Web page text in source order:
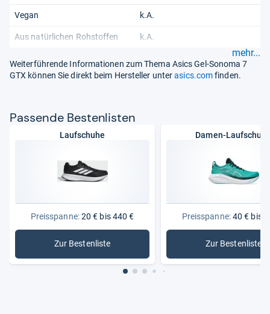
Vegan k.A.
Aus natürlichen Rohstoffen k.A.
mehr...
Weiterführende Informationen zum Thema Asics Gel-Sonoma 7
GTX können Sie direkt beim Hersteller unterasics.comfinden.
Pas­sende Bes­ten­lis­ten
Laufschuhe
Preisspanne:20 € bis 440 €
Zur Bestenliste
: Laufschuhe
Damen-
Preisspanne:40 € bis
Zur Bestenliste
: Damen-